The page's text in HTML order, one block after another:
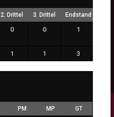
2. Drittel 3. Drittel Endstand
0 0 1
1 1 3
PM MP GT